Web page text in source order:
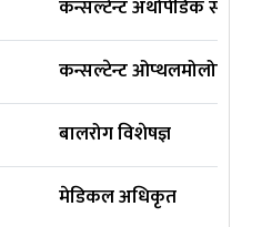
कन्सल्टेन्ट अर्थोपेडिक सर्जन
कन्सल्टेन्ट ओप्थलमोलोजिस्ट
बालरोग विशेषज्ञ
मेडिकल अधिकृत